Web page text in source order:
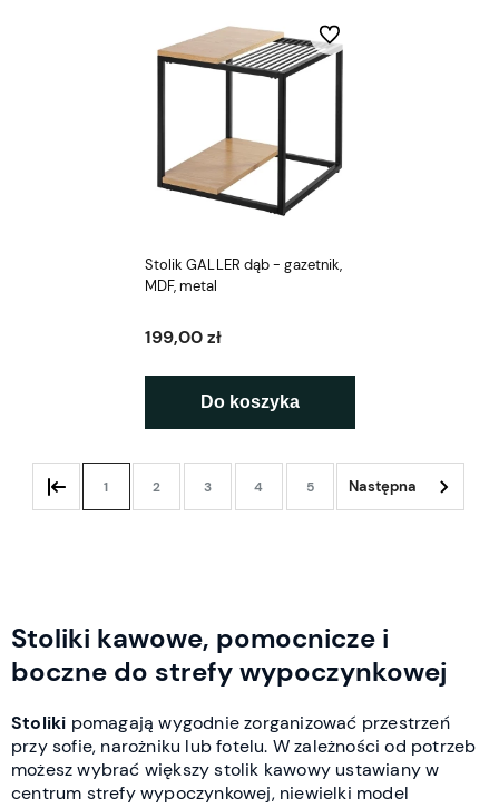
Stolik GALLER dąb - gazetnik,
MDF, metal
199,00 zł
Do koszyka
Do ulubionych
1 2 3 4 5
Stoliki kawowe, pomocnicze i
boczne do strefy wypoczynkowej
Stoliki pomagają wygodnie zorganizować przestrzeń
przy sofie, narożniku lub fotelu. W zależności od potrzeb
możesz wybrać większy stolik kawowy ustawiany w
centrum strefy wypoczynkowej, niewielki model